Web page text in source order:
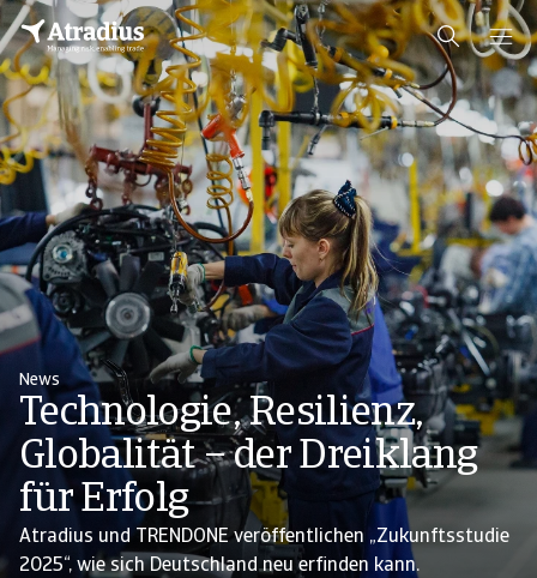
News
Technologie, Resilienz,
Globalität – der Dreiklang
für Erfolg
Atradius und TRENDONE veröffentlichen „Zukunftsstudie
2025“, wie sich Deutschland neu erfinden kann.